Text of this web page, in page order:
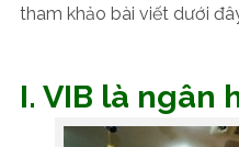
tham khảo bài viết dưới
I. VIB là ngân